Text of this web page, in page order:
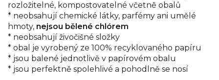
Dále se tampóny pyšní certifikátemEcocert.Nezávislá
mezinárodní společnost Ecocert se zabývá kontrolou a
certifikací výrobků obsahujících suroviny z
ekologického zemědělství. Více o certifikaci zde.
Všechny produkty Naty mají také značku V-Label
. V-Label
je mezinárodně uznávaný, registrovaný symbol pro
označování veganských a vegetariánských produktů a
rozložitelné, kompostovatelné včetně obalů
* neobsahují chemické látky, parfémy ani umělé
hmoty, nejsou bělené chlórem
* neobsahují živočišné složky
* obal je vyrobený ze 100% recyklovaného papíru
* jsou balené jednotlivě v papírovém obalu
* jsou perfektně spolehlivé a pohodlně se nosí